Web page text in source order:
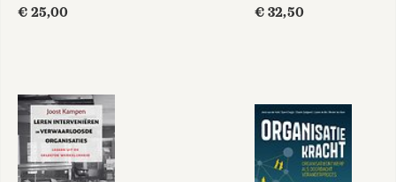
HOOFDSTUK 5
5.2 Energiepunt 2: van een asociaal naar een loyaal domein
5.3 Energiepunt 3: na de schone schijn nu mooi van binnenuit
5.4 Energiepunt 4: identiteitscrisis hartverwarmend verwerkt
5.5 Energiepunt 5: het zwijgend zwoegen zorgzaam loslaten
5.6 Energiepunt 6: verwarring verdiepend ontward 160
€ 25,00
€ 32,50